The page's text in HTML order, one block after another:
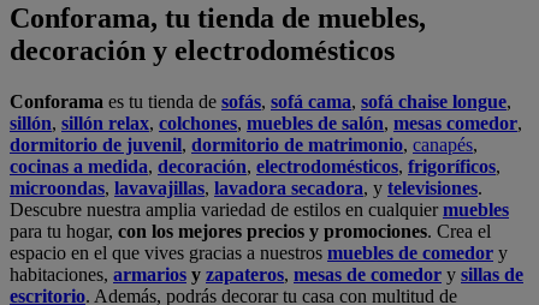
Conforama, tu tienda de muebles,
decoración y electrodomésticos
Conforama es tu tienda de sofás, sofá cama, sofá chaise longue,
sillón, sillón relax, colchones, muebles de salón, mesas comedor,
dormitorio de juvenil, dormitorio de matrimonio, canapés,
cocinas a medida, decoración, electrodomésticos, frigoríficos,
microondas, lavavajillas, lavadora secadora, y televisiones.
Descubre nuestra amplia variedad de estilos en cualquiermuebles
para tu hogar, con los mejores precios y promociones. Crea el
espacio en el que vives gracias a nuestros muebles de comedor y
habitaciones, armarios y zapateros, mesas de comedor y sillas de
escritorio. Además, podrás decorar tu casa con multitud de